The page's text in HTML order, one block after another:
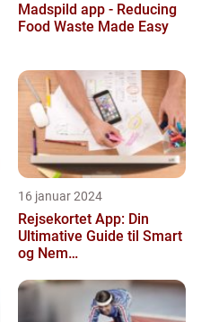
Madspild app - Reducing
Food Waste Made Easy
16 januar 2024
Rejsekortet App: Din
Ultimative Guide til Smart
og Nem